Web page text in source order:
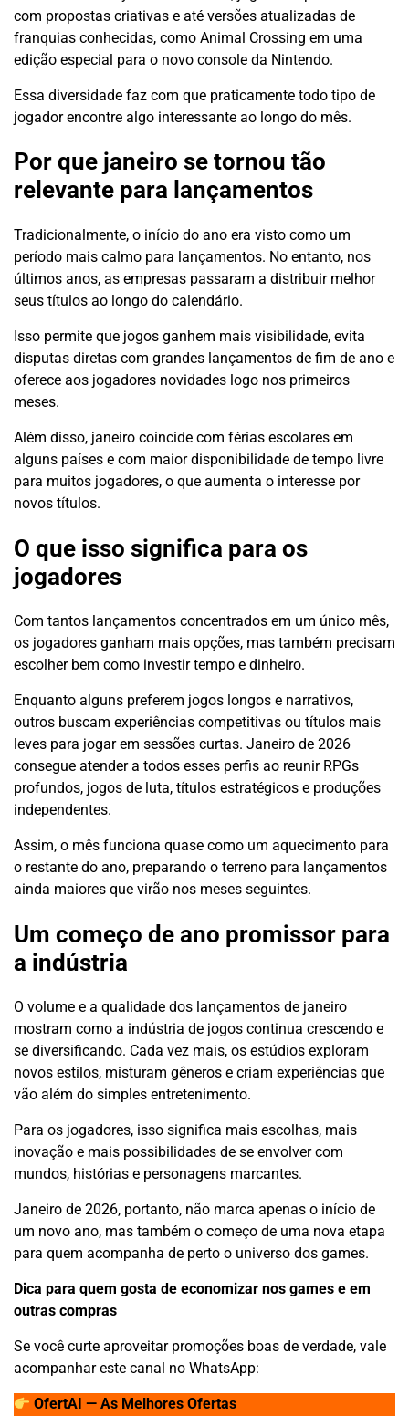
com propostas criativas e até versões atualizadas de
franquias conhecidas, como Animal Crossing em uma
edição especial para o novo console da Nintendo.
Essa diversidade faz com que praticamente todo tipo de
jogador encontre algo interessante ao longo do mês.
Por que janeiro se tornou tão
relevante para lançamentos
Tradicionalmente, o início do ano era visto como um
período mais calmo para lançamentos. No entanto, nos
últimos anos, as empresas passaram a distribuir melhor
seus títulos ao longo do calendário.
Isso permite que jogos ganhem mais visibilidade, evita
disputas diretas com grandes lançamentos de fim de ano e
oferece aos jogadores novidades logo nos primeiros
meses.
Além disso, janeiro coincide com férias escolares em
alguns países e com maior disponibilidade de tempo livre
para muitos jogadores, o que aumenta o interesse por
novos títulos.
O que isso significa para os
jogadores
Com tantos lançamentos concentrados em um único mês,
os jogadores ganham mais opções, mas também precisam
escolher bem como investir tempo e dinheiro.
Enquanto alguns preferem jogos longos e narrativos,
outros buscam experiências competitivas ou títulos mais
leves para jogar em sessões curtas. Janeiro de 2026
consegue atender a todos esses perfis ao reunir RPGs
profundos, jogos de luta, títulos estratégicos e produções
independentes.
Assim, o mês funciona quase como um aquecimento para
o restante do ano, preparando o terreno para lançamentos
ainda maiores que virão nos meses seguintes.
Um começo de ano promissor para
a indústria
O volume e a qualidade dos lançamentos de janeiro
mostram como a indústria de jogos continua crescendo e
se diversificando. Cada vez mais, os estúdios exploram
novos estilos, misturam gêneros e criam experiências que
vão além do simples entretenimento.
Para os jogadores, isso significa mais escolhas, mais
inovação e mais possibilidades de se envolver com
mundos, histórias e personagens marcantes.
Janeiro de 2026, portanto, não marca apenas o início de
um novo ano, mas também o começo de uma nova etapa
para quem acompanha de perto o universo dos games.
Dica para quem gosta de economizar nos games e em
outras compras
Se você curte aproveitar promoções boas de verdade, vale
acompanhar este canal no WhatsApp:
OfertAI — As Melhores Ofertas